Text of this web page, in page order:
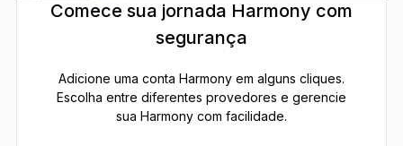
Comece sua jornada Harmony com
segurança
Adicione uma conta Harmony em alguns cliques.
Escolha entre diferentes provedores e gerencie
sua Harmony com facilidade.